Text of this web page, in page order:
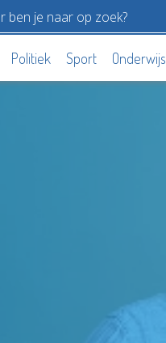
Politiek Sport Onderwijs